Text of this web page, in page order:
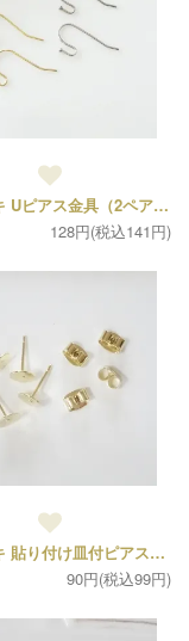
国内メッキ Uピアス金具（2ペア4個セット）
128円(税込141円)
国内メッキ 貼り付け皿付ピアス金具（1ペア）
90円(税込99円)